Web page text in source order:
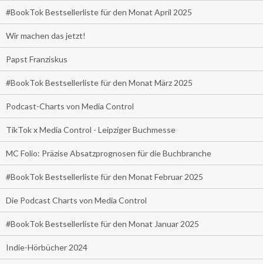
#BookTok Bestsellerliste für den Monat April 2025
Wir machen das jetzt!
Papst Franziskus
#BookTok Bestsellerliste für den Monat März 2025
Podcast-Charts von Media Control
TikTok x Media Control - Leipziger Buchmesse
MC Folio: Präzise Absatzprognosen für die Buchbranche
#BookTok Bestsellerliste für den Monat Februar 2025
Die Podcast Charts von Media Control
#BookTok Bestsellerliste für den Monat Januar 2025
Indie-Hörbücher 2024